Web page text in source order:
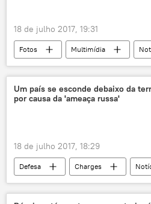
PSB
recesso parlamentar
corrupção passiva
18 de julho 2017, 19:31
Fotos Multimídia
Notícias
Santa Catarina
fotos
frio
gelo
temperatura
Um país se esconde debaixo da
por causa da 'ameaça russa'
18 de julho 2017, 18:29
Defesa Charges
Finlândia
OTAN